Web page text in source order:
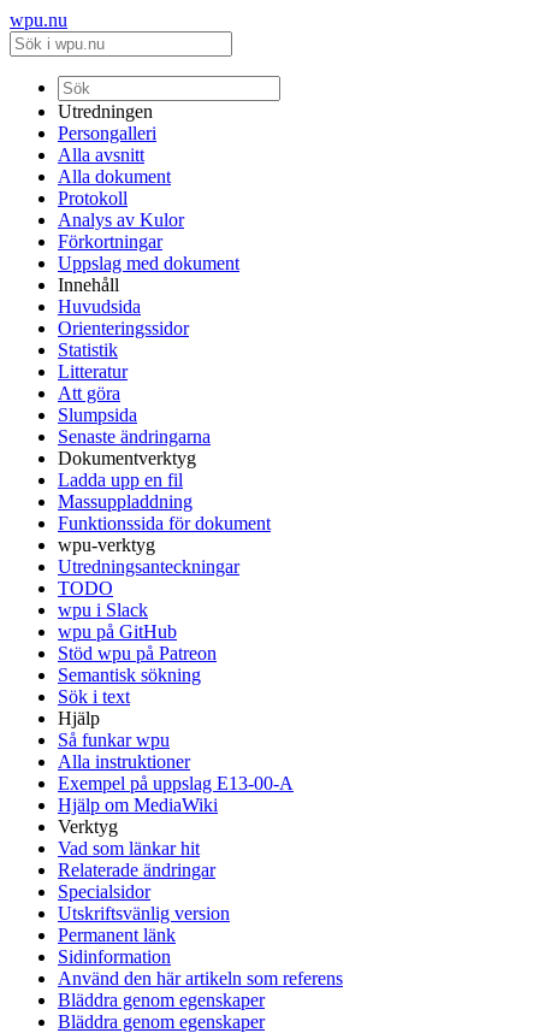
wpu.nu
Utredningen
Persongalleri
Alla avsnitt
Alla dokument
Protokoll
Analys av Kulor
Förkortningar
Uppslag med dokument
Innehåll
Huvudsida
Orienteringssidor
Statistik
Litteratur
Att göra
Slumpsida
Senaste ändringarna
Dokumentverktyg
Ladda upp en fil
Massuppladdning
Funktionssida för dokument
wpu-verktyg
Utredningsanteckningar
TODO
wpu i Slack
wpu på GitHub
Stöd wpu på Patreon
Semantisk sökning
Sök i text
Hjälp
Så funkar wpu
Alla instruktioner
Exempel på uppslag E13-00-A
Hjälp om MediaWiki
Verktyg
Vad som länkar hit
Relaterade ändringar
Specialsidor
Utskriftsvänlig version
Permanent länk
Sidinformation
Använd den här artikeln som referens
Bläddra genom egenskaper
Bläddra genom egenskaper